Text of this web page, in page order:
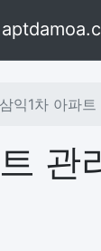
익1차 아파트
관